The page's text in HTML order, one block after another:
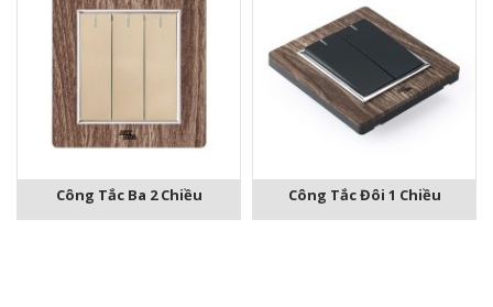
Công Tắc Ba 2 Chiều Công Tắc Đôi 1 Chiều